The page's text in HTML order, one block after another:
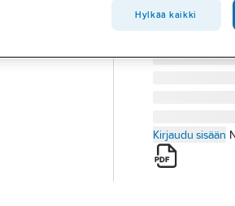
Toimittajan
Kirjaudu sisään
Hylkää kaikki